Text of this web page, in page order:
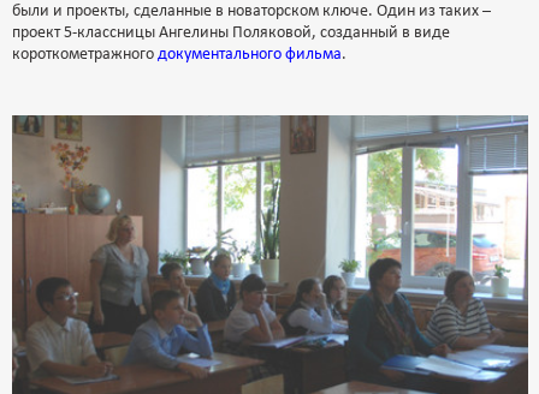
были и проекты, сделанные в новаторском ключе. Один из таких –
проект 5-классницы Ангелины Поляковой, созданный в виде
короткометражного документального фильма.